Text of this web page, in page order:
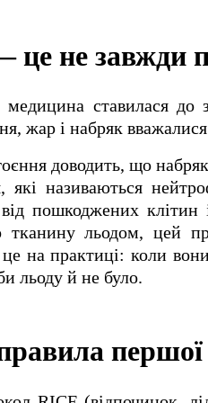
це не завжди
медицина ставилася
жар і набряк
доводить, що
які називаються
пошкоджених клітин
льодом, цей
це на практиці: коли
льоду й не було.